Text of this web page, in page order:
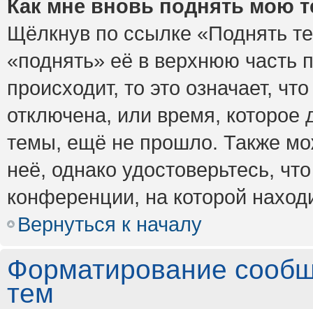
Как мне вновь поднять мою
Щёлкнув по ссылке «Поднять
«поднять» её в верхнюю часть
происходит, то это означает,
отключена, или время, которое
темы, ещё не прошло. Также
неё, однако удостоверьтесь,
конференции, на которой
Вернуться к началу
Форматирование
тем